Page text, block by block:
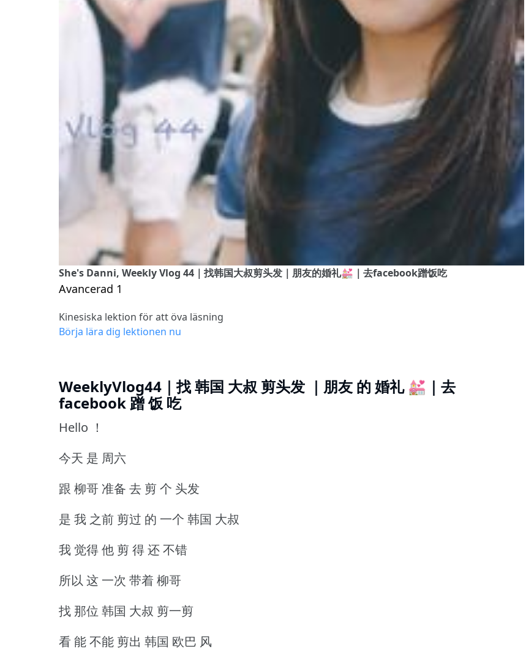
She's Danni, Weekly Vlog 44｜找韩国大叔剪头发｜朋友的婚礼💒｜去facebook蹭饭吃
Avancerad 1
Kinesiska lektion för att öva läsning
Börja lära dig lektionen nu
WeeklyVlog44｜找 韩国 大叔 剪头发 ｜朋友 的 婚礼 💒｜去
facebook 蹭 饭 吃
Hello ！
今天 是 周六
跟 柳哥 准备 去 剪 个 头发
是 我 之前 剪过 的 一个 韩国 大叔
我 觉得 他 剪 得 还 不错
所以 这 一次 带着 柳哥
找 那位 韩国 大叔 剪一剪
看 能 不能 剪出 韩国 欧巴 风